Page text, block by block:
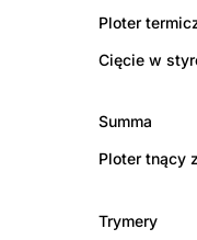
Ploter
Cięcie w
Summa
Ploter tnący
Trymery